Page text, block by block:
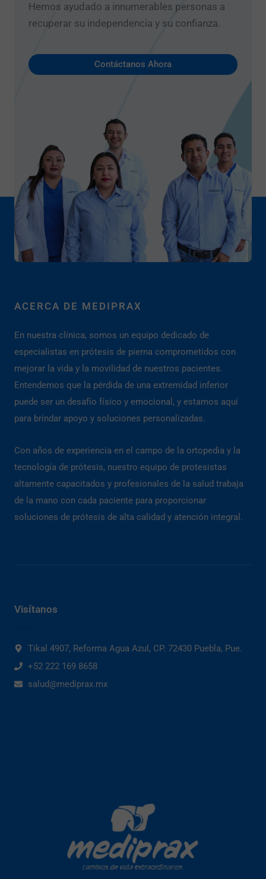
Hemos ayudado a innumerables personas a
recuperar su independencia y su confianza.
Contáctanos Ahora
ACERCA DE MEDIPRAX
En nuestra clínica, somos un equipo dedicado de
especialistas en prótesis de pierna comprometidos con
mejorar la vida y la movilidad de nuestros pacientes.
Entendemos que la pérdida de una extremidad inferior
puede ser un desafío físico y emocional, y estamos aquí
para brindar apoyo y soluciones personalizadas.
Con años de experiencia en el campo de la ortopedia y la
tecnología de prótesis, nuestro equipo de protesistas
altamente capacitados y profesionales de la salud trabaja
de la mano con cada paciente para proporcionar
soluciones de prótesis de alta calidad y atención integral.
Visítanos
Tikal 4907, Reforma Agua Azul, CP. 72430 Puebla, Pue.
+52 222 169 8658
salud@mediprax.mx